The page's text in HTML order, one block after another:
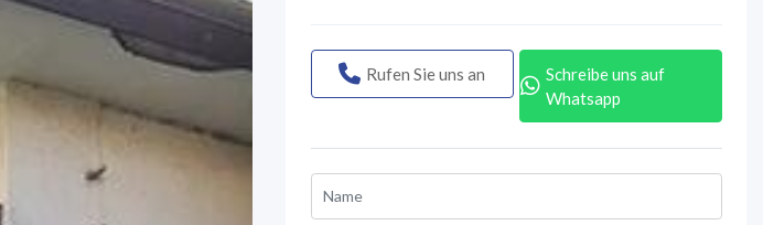
Rufen Sie uns an
Schreibe uns auf
Whatsapp